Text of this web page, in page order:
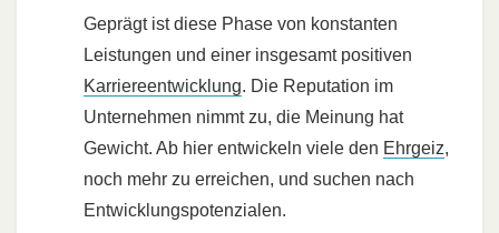
Geprägt ist diese Phase von konstanten
Leistungen und einer insgesamt positiven
Karriereentwicklung. Die Reputation im
Unternehmen nimmt zu, die Meinung hat
Gewicht. Ab hier entwickeln viele den Ehrgeiz,
noch mehr zu erreichen, und suchen nach
Entwicklungspotenzialen.